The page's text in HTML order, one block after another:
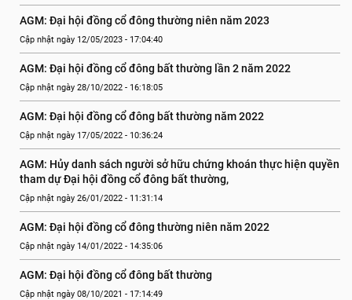
AGM: Đại hội đồng cổ đông thường niên năm 2023
Cập nhật ngày 12/05/2023 - 17:04:40
AGM: Đại hội đồng cổ đông bất thường lần 2 năm 2022
Cập nhật ngày 28/10/2022 - 16:18:05
AGM: Đại hội đồng cổ đông bất thường năm 2022
Cập nhật ngày 17/05/2022 - 10:36:24
AGM: Hủy danh sách người sở hữu chứng khoán thực hiện quyền
tham dự Đại hội đồng cổ đông bất thường,
Cập nhật ngày 26/01/2022 - 11:31:14
AGM: Đại hội đồng cổ đông thường niên năm 2022
Cập nhật ngày 14/01/2022 - 14:35:06
AGM: Đại hội đồng cổ đông bất thường
Cập nhật ngày 08/10/2021 - 17:14:49